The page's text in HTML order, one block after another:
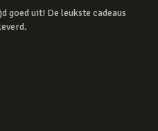
goed uit! De leukste cadeaus